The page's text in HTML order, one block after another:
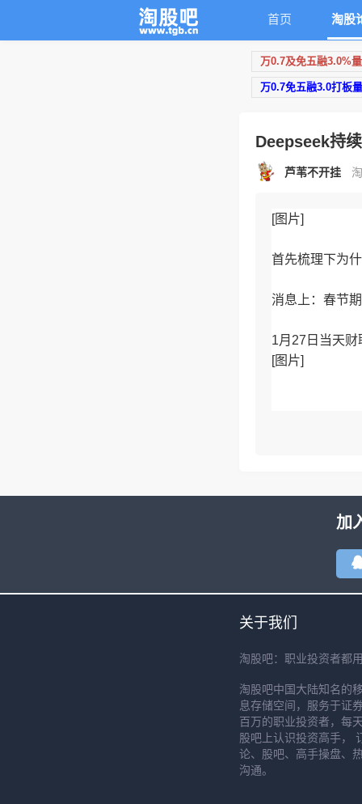
首页 淘股
万0.7及免五融3.0%
万0.7免五融3.0打板
Deepseek持
芦苇不开挂
[图片]
首先梳理下为
消息上：春节
1月27日当天
[图片]
加
关于我们
淘股吧：职业投资者都
淘股吧中国大陆知名的
息存储空间，服务于证
百万的职业投资者，每
股吧上认识投资高手，
论、股吧、高手操盘、
沟通。